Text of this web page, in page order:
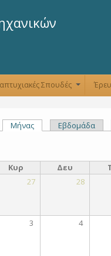
προς το
κυρίως
Σπουδές
Μήνας(ενεργή καρτέλα)
Εβδομάδα
Κυρ Δευ
27
28
3 4